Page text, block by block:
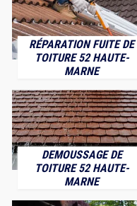
RÉPARATION FUITE DE
TOITURE 52 HAUTE-
MARNE
DEMOUSSAGE DE
TOITURE 52 HAUTE-
MARNE